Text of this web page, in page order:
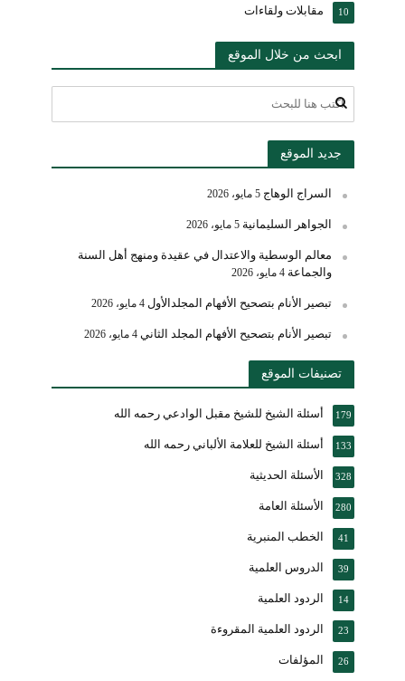
مقابلات ولقاءات 10
ابحث من خلال الموقع
جديد الموقع
السراج الوهاج 5 مايو، 2026
الجواهر السليمانية 5 مايو، 2026
معالم الوسطية والاعتدال في عقيدة ومنهج أهل السنة
والجماعة 4 مايو، 2026
تبصير الأنام بتصحيح الأفهام المجلدالأول 4 مايو، 2026
تبصير الأنام بتصحيح الأفهام المجلد الثاني 4 مايو، 2026
تصنيفات الموقع
أسئلة الشيخ للشيخ مقبل الوادعي رحمه الله 179
أسئلة الشيخ للعلامة الألباني رحمه الله 133
الأسئلة الحديثية 328
الأسئلة العامة 280
الخطب المنبرية 41
الدروس العلمية 39
الردود العلمية 14
الردود العلمية المقروءة 23
المؤلفات 26